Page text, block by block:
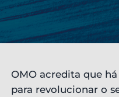
OMO acredita que
para revolucionar o